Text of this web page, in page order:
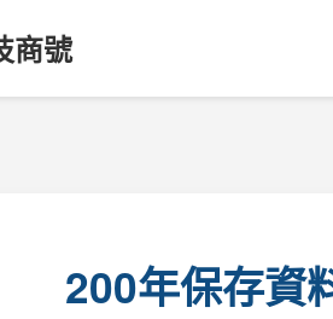
商號
200年保存資